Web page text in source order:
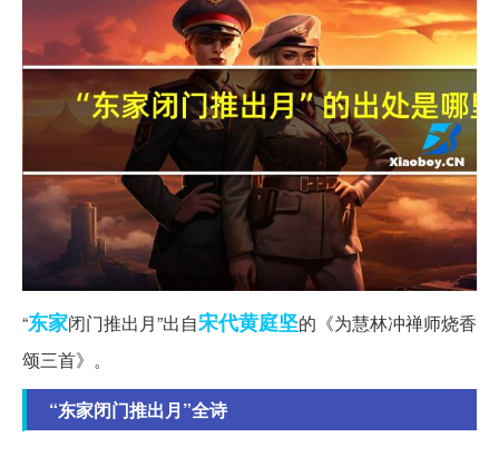
“东家闭门推出月”出自宋代黄庭坚的《为慧林冲禅师烧香
颂三首》。
“东家闭门推出月”全诗